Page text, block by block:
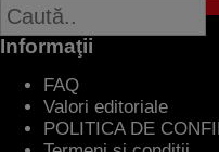
Informaţii
FAQ
Valori editoriale
POLITICA DE